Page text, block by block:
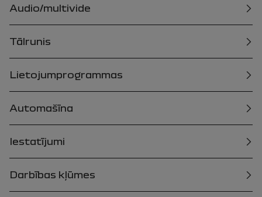
Audio/multivide
Tālrunis
Lietojumprogrammas
Automašīna
Iestatījumi
Darbības kļūmes